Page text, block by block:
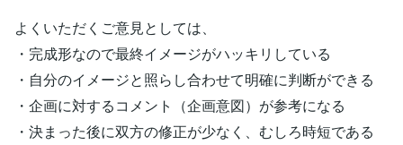
よくいただくご意見としては、
・完成形なので最終イメージがハッキリしている
・自分のイメージと照らし合わせて明確に判断ができる
・企画に対するコメント（企画意図）が参考になる
・決まった後に双方の修正が少なく、むしろ時短である